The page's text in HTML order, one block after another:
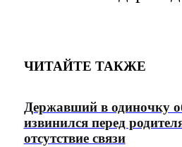
ЧИТАЙТЕ ТАКЖЕ
Державший в одиночку
извинился перед
отсутствие связи